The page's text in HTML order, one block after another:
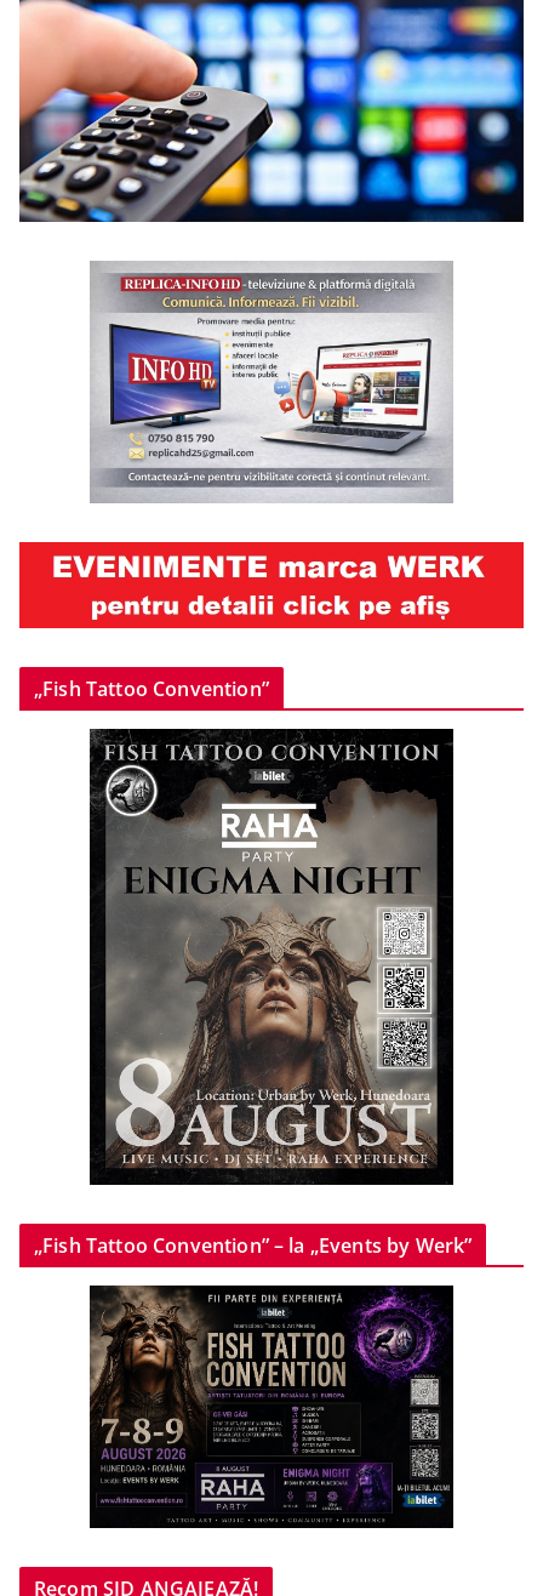
„Fish Tattoo Convention”
„Fish Tattoo Convention” – la „Events by Werk”
Recom SID ANGAJEAZĂ!